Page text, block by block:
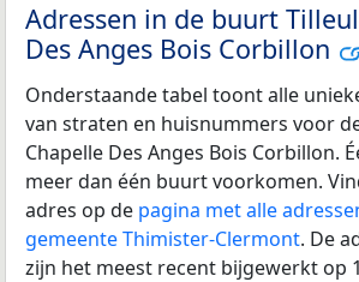
Adressen in de buurt
Des Anges Bois Corbillon
Onderstaande tabel toont alle
van straten en huisnummers voor
Chapelle Des Anges Bois Corbillon.
meer dan één buurt voorkomen.
adres op de pagina met alle
gemeente Thimister-Clermont. De
zijn het meest recent bijgewerkt op